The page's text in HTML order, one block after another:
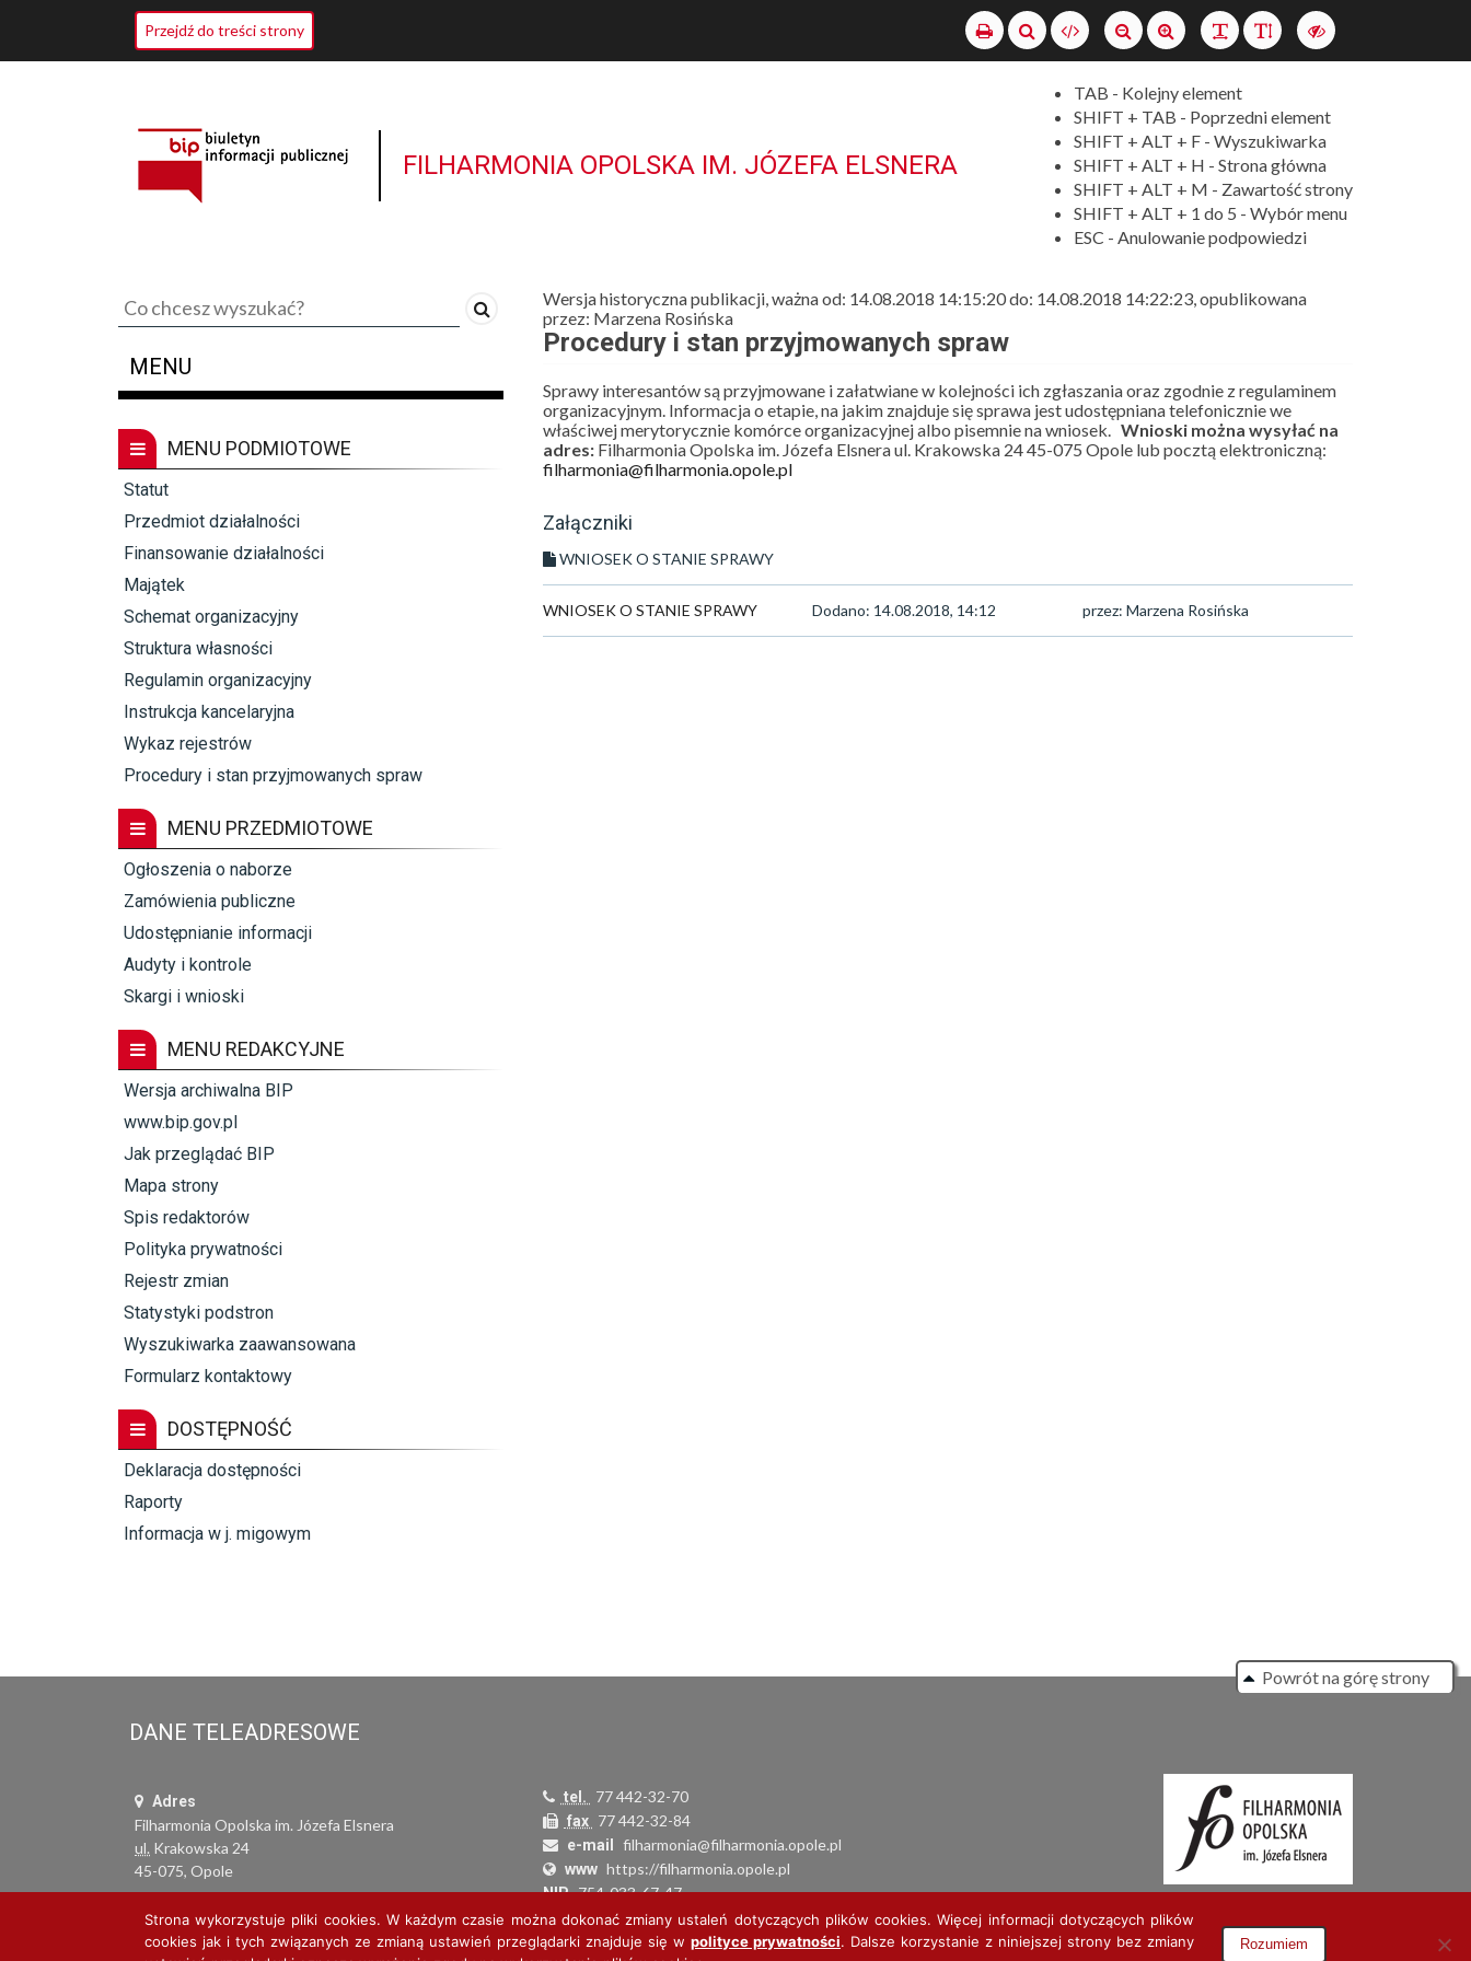
Przejdź do treści strony Drukuj
SzukajWersja
XML
Ustaw
normalny
czcionki
Ustaw
duży
czcionki
Zmień
odstęp
literami
Zmień
interlinię
Włącz
wersję
kontraście
FILHARMONIA OPOLSKA IM. JÓZEFA ELSNERA
TAB - Kolejny element
SHIFT + TAB - Poprzedni element
SHIFT + ALT + F - Wyszukiwarka
SHIFT + ALT + H - Strona główna
SHIFT + ALT + M - Zawartość strony
SHIFT + ALT + 1 do 5 - Wybór menu
ESC - Anulowanie podpowiedzi
Tekst
do
MENU
MENU PODMIOTOWE
Statut
Przedmiot działalności
Finansowanie działalności
Majątek
Schemat organizacyjny
Struktura własności
Regulamin organizacyjny
Instrukcja kancelaryjna
Wykaz rejestrów
Procedury i stan przyjmowanych spraw
MENU PRZEDMIOTOWE
Ogłoszenia o naborze
Zamówienia publiczne
Udostępnianie informacji
Audyty i kontrole
Skargi i wnioski
MENU REDAKCYJNE
Wersja archiwalna BIP
www.bip.gov.pl
Jak przeglądać BIP
Mapa strony
Spis redaktorów
Polityka prywatności
Rejestr zmian
Statystyki podstron
Wyszukiwarka zaawansowana
Formularz kontaktowy
DOSTĘPNOŚĆ
Deklaracja dostępności
Raporty
Informacja w j. migowym
Wersja historyczna publikacji, ważna od: 14.08.2018 14:15:20 do: 14.08.2018 14:22:23, opublikowana
przez: Marzena Rosińska
Procedury i stan przyjmowanych spraw
Sprawy interesantów są przyjmowane i załatwiane w kolejności ich zgłaszania oraz zgodnie z regulaminem
organizacyjnym. Informacja o etapie, na jakim znajduje się sprawa jest udostępniana telefonicznie we
właściwej merytorycznie komórce organizacyjnej albo pisemnie na wniosek. Wnioski można wysyłać na
adres: Filharmonia Opolska im. Józefa Elsnera ul. Krakowska 24 45-075 Opole lub pocztą elektroniczną:
filharmonia@filharmonia.opole.pl
Załączniki
WNIOSEK O STANIE SPRAWY
WNIOSEK O STANIE SPRAWY Dodano: 14.08.2018, 14:12 przez: Marzena Rosińska
Powrót na górę strony
DANE TELEADRESOWE
Adres
Filharmonia Opolska im. Józefa Elsnera
ul. Krakowska 24
45-075, Opole
tel. 77 442-32-70
fax 77 442-32-84
e-mail filharmonia@filharmonia.opole.pl
www https://filharmonia.opole.pl
NIP 754-033-67-47
REGON 000279692
Nr konta 34 1160 2202 0000 0006 0973 7536
Strona wykorzystuje pliki cookies. W każdym czasie można dokonać zmiany ustaleń dotyczących plików cookies. Więcej informacji dotyczących plików
cookies jak i tych związanych ze zmianą ustawień przeglądarki znajduje się w polityce prywatności. Dalsze korzystanie z niniejszej strony bez zmiany
Rozumiem